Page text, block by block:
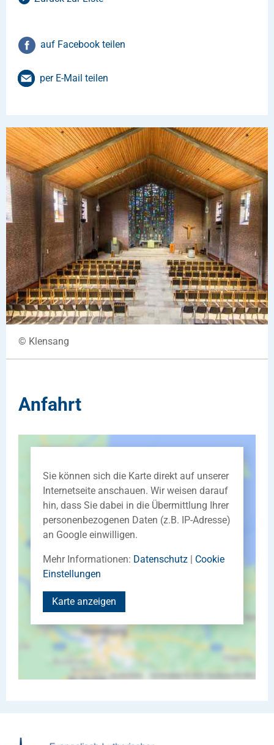
auf Facebook teilen
per E-Mail teilen
© Klensang
Anfahrt
Sie können sich die Karte direkt auf unserer
Internetseite anschauen. Wir weisen darauf
hin, dass Sie dabei in die Übermittlung Ihrer
personenbezogenen Daten (z.B. IP-Adresse)
an Google einwilligen.
Mehr Informationen: Datenschutz | Cookie
Einstellungen
Karte anzeigen